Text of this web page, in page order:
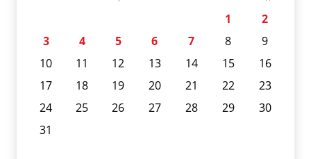
1
2
3
4 5 6 7 8
9
10
11 12 13 14 15
16
17
18 19 20 21 22
23
24
25 26 27 28 29
30
31